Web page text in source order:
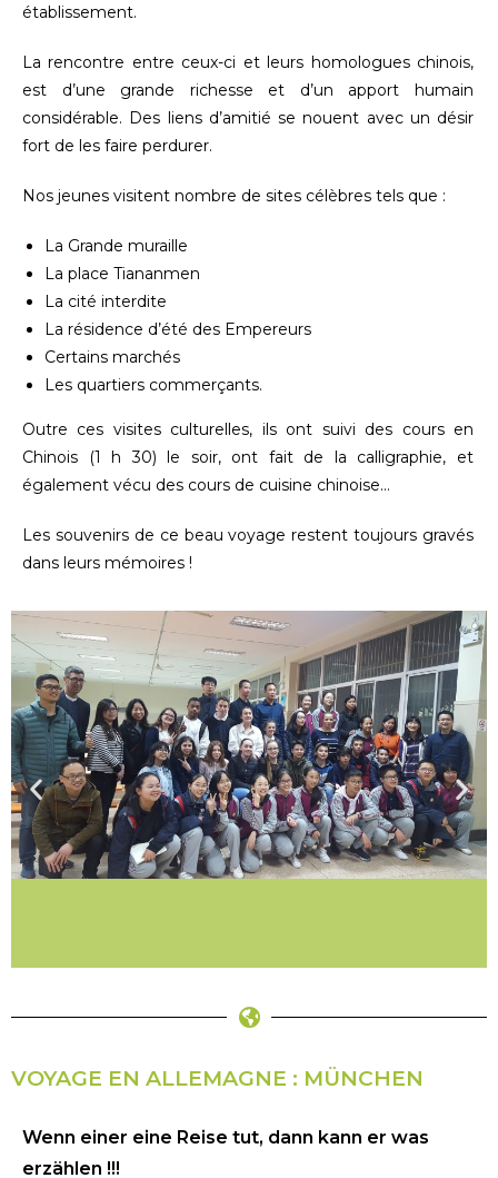
établissement.
La rencontre entre ceux-ci et leurs homologues chinois,
est d’une grande richesse et d’un apport humain
considérable. Des liens d’amitié se nouent avec un désir
fort de les faire perdurer.
Nos jeunes visitent nombre de sites célèbres tels que :
La Grande muraille
La place Tiananmen
La cité interdite
La résidence d’été des Empereurs
Certains marchés
Les quartiers commerçants.
Outre ces visites culturelles, ils ont suivi des cours en
Chinois (1 h 30) le soir, ont fait de la calligraphie, et
également vécu des cours de cuisine chinoise…
Les souvenirs de ce beau voyage restent toujours gravés
dans leurs mémoires !
VOYAGE EN ALLEMAGNE : MÜNCHEN
Wenn einer eine Reise tut, dann kann er was
erzählen !!!